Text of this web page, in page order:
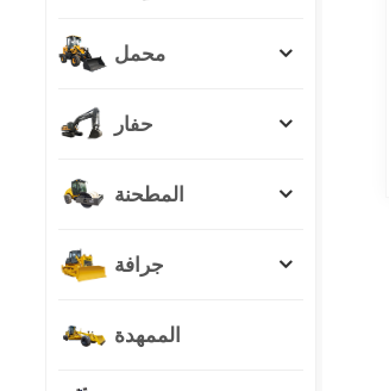
محمل
حفار
المطحنة
جرافة
الممهدة